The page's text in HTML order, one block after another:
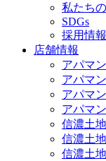
私たち
SDGs
採用情報
店舗情報
アパマ
アパマ
アパマ
アパマ
信濃土
信濃土
信濃土